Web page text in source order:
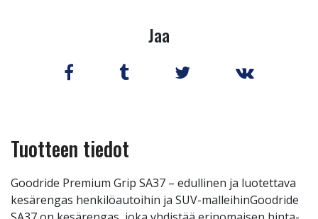
Jaa
Tuotteen tiedot
Goodride Premium Grip SA37 – edullinen ja luotettava
kesärengas henkilöautoihin ja SUV-malleihinGoodride